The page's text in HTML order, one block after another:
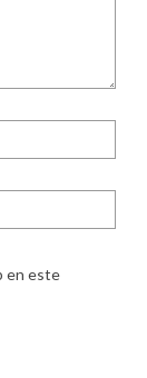
en este